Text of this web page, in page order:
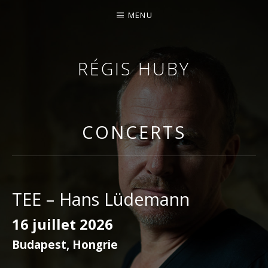
RÉGIS HUBY
VIOLONISTE – IMPROVISATEUR – COMPOSITEUR
MENU
CONCERTS
TEE – Hans Lüdemann
16 juillet 2026
Budapest, Hongrie